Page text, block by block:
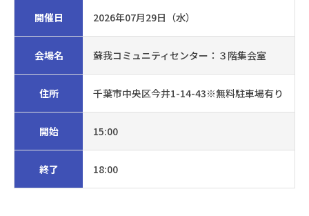
開催日 2026年07月29日（水）
会場名 蘇我コミュニティセンター：３階集会室
住所 千葉市中央区今井1-14-43※無料駐車場有り
開始 15:00
終了 18:00